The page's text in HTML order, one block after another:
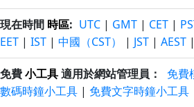
現在時間 時區: UTC | GMT | CET |
EET | IST | 中國（CST） | JST | AEST |
免費小工具適用於網站管理員： 免費
數碼時鐘小工具 | 免費文字時鐘小工具